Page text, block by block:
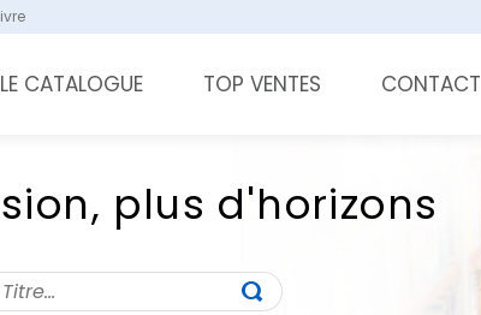
LE CATALOGUE TOP VENTES CONTACT
plus d'horizons